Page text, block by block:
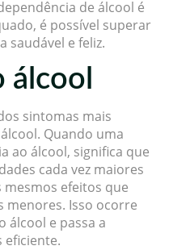
de álcool é
é possível superar
saudável e feliz.
álcool
sintomas mais
Quando uma
ao álcool, significa que
cada vez maiores
efeitos que
menores. Isso ocorre
álcool e passa a
eficiente.